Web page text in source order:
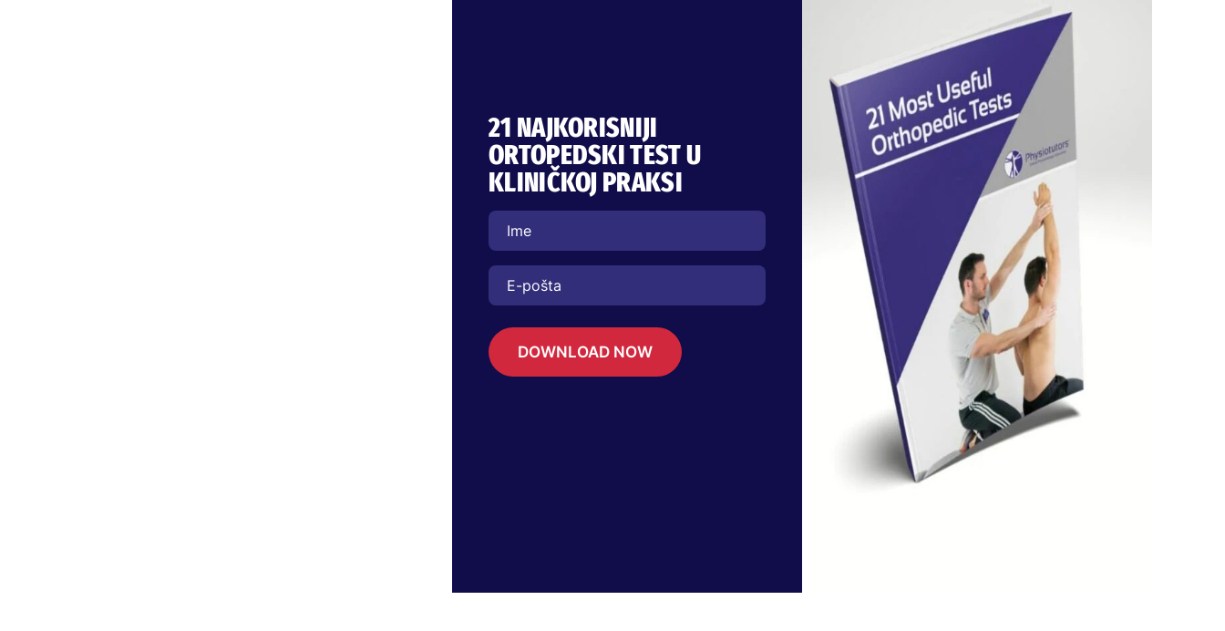
21 NAJKORISNIJI
ORTOPEDSKI TEST U
KLINIČKOJ PRAKSI
DOWNLOAD NOW